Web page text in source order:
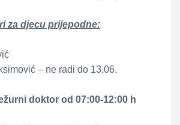
za djecu prijepodne:
– ne radi do 13.06.
doktor od 07:00-12:00 h